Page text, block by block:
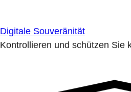
Digitale Souveränität
Kontrollieren und schützen Sie